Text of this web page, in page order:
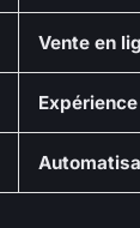
Vente en